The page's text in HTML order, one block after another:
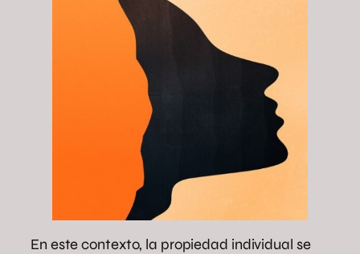
En este contexto, la propiedad individual se